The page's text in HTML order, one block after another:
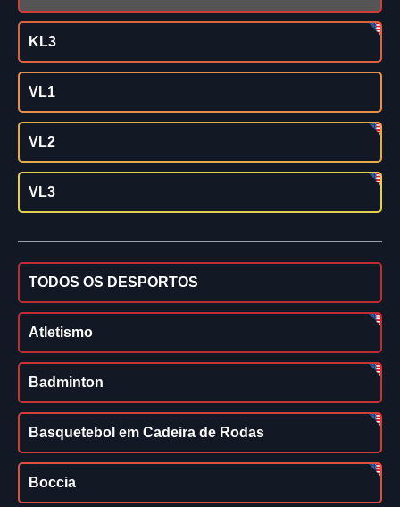
KL3
VL1
VL2
VL3
TODOS OS DESPORTOS
Atletismo
Badminton
Basquetebol em Cadeira de Rodas
Boccia